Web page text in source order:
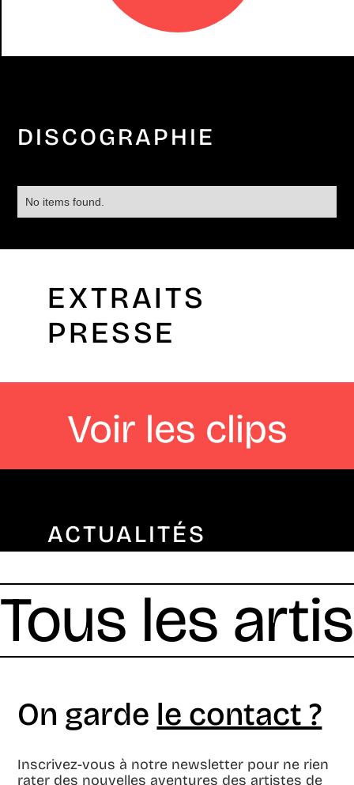
DISCOGRAPHIE
No items found.
EXTRAITS
PRESSE
Voir les clips
ACTUALITÉS
Tous les
On garde le contact ?
Inscrivez-vous à notre newsletter pour ne rien
rater des nouvelles aventures des artistes de